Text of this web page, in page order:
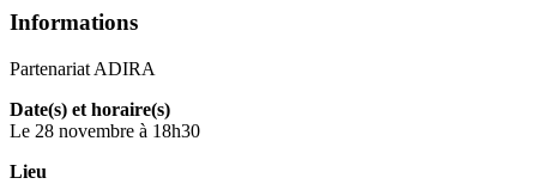
Informations
Partenariat ADIRA
Date(s) et horaire(s)
Le 28 novembre à 18h30
Lieu